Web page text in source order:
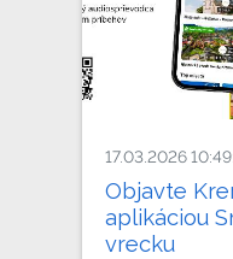
17.03.2026
Objavte
aplikáciou
vrecku